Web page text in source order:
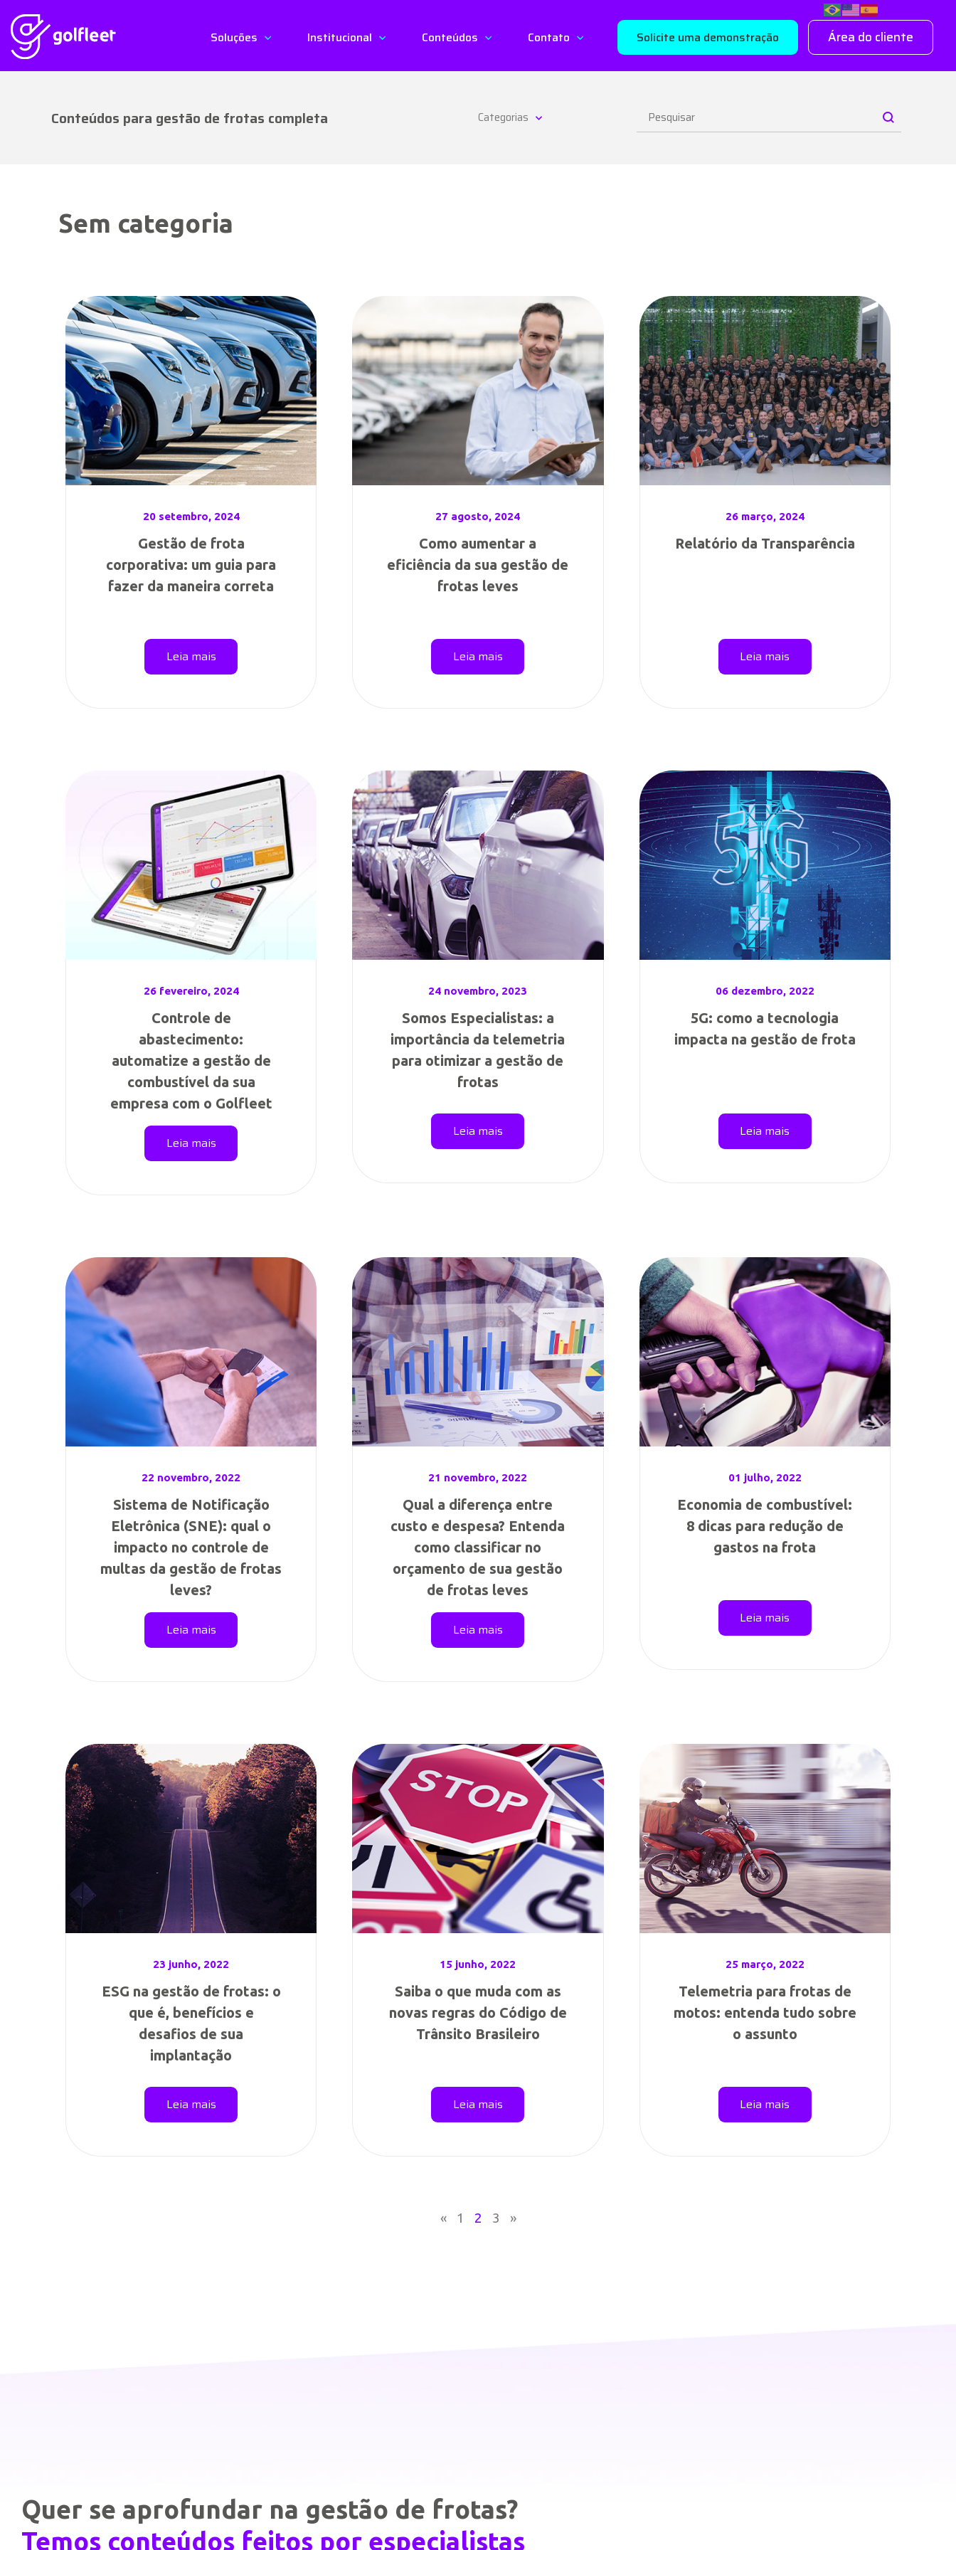
Soluções Institucional Conteúdos Contato Solicite uma demonstração Área do cliente
Conteúdos para gestão de frotas completa Categorias
Sem categoria
20 setembro, 2024
Gestão de frota
corporativa: um guia para
fazer da maneira correta
Leia mais
27 agosto, 2024
Como aumentar a
eficiência da sua gestão de
frotas leves
Leia mais
26 março, 2024
Relatório da Transparência
Leia mais
26 fevereiro, 2024
Controle de
abastecimento:
automatize a gestão de
combustível da sua
empresa com o Golfleet
Leia mais
24 novembro, 2023
Somos Especialistas: a
importância da telemetria
para otimizar a gestão de
frotas
Leia mais
06 dezembro, 2022
5G: como a tecnologia
impacta na gestão de frota
Leia mais
22 novembro, 2022
Sistema de Notificação
Eletrônica (SNE): qual o
impacto no controle de
multas da gestão de frotas
leves?
Leia mais
21 novembro, 2022
Qual a diferença entre
custo e despesa? Entenda
como classificar no
orçamento de sua gestão
de frotas leves
Leia mais
01 julho, 2022
Economia de combustível:
8 dicas para redução de
gastos na frota
Leia mais
23 junho, 2022
ESG na gestão de frotas: o
que é, benefícios e
desafios de sua
implantação
Leia mais
15 junho, 2022
Saiba o que muda com as
novas regras do Código de
Trânsito Brasileiro
Leia mais
25 março, 2022
Telemetria para frotas de
motos: entenda tudo sobre
o assunto
Leia mais
« 1 2 3 »
Quer se aprofundar na gestão de frotas?
Temos conteúdos feitos por especialistas